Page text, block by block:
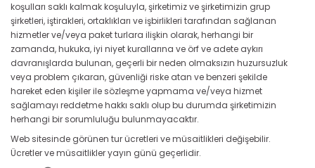
koşulları saklı kalmak koşuluyla, şirketimiz ve şirketimizin grup
şirketleri, iştirakleri, ortaklıkları ve işbirlikleri tarafından sağlanan
hizmetler ve/veya paket turlara ilişkin olarak, herhangi bir
zamanda, hukuka, iyi niyet kurallarına ve örf ve adete aykırı
davranışlarda bulunan, geçerli bir neden olmaksızın huzursuzluk
veya problem çıkaran, güvenliği riske atan ve benzeri şekilde
hareket eden kişiler ile sözleşme yapmama ve/veya hizmet
sağlamayı reddetme hakkı saklı olup bu durumda şirketimizin
herhangi bir sorumluluğu bulunmayacaktır.
Web sitesinde görünen tur ücretleri ve müsaitlikleri değişebilir.
Ücretler ve müsaitlikler yayın günü geçerlidir.